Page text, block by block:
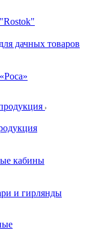
дачных товаров
кабины
и гирлянды